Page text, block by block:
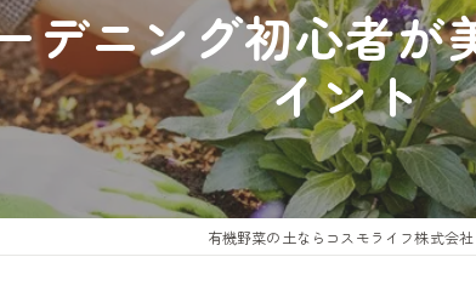
デニング初心者
イント
有機野菜の土ならコスモライフ株式会社